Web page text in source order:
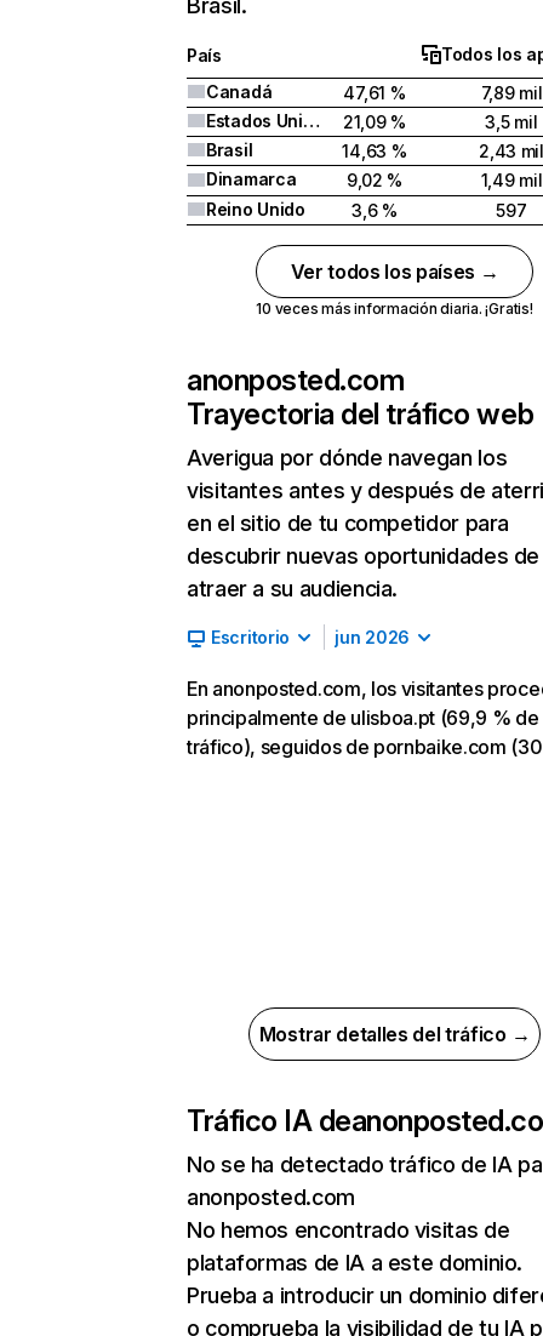
Brasil.
País
Todos los
Canadá
47,61 %
7,89 mil
Estados Unidos
21,09 %
3,5 mil
Brasil
14,63 %
2,43 mil
Dinamarca
9,02 %
1,49 mil
Reino Unido
3,6 % 597
Ver todos los países →
10 veces más información diaria. ¡Gratis!
anonposted.com
Trayectoria del tráfico web
Averigua por dónde navegan los
visitantes antes y después de
en el sitio de tu competidor para
descubrir nuevas oportunidades de
atraer a su audiencia.
Escritorio jun 2026
En anonposted.com, los visitantes
principalmente de ulisboa.pt (69,9 % de
tráfico), seguidos de pornbaike.com
Mostrar detalles del tráfico →
Tráfico IA de
No se ha detectado tráfico de IA
anonposted.com
No hemos encontrado visitas de
plataformas de IA a este dominio.
Prueba a introducir un dominio
o comprueba la visibilidad de tu IA